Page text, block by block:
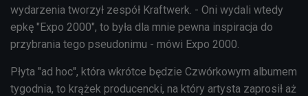
wydarzenia tworzył zespół Kraftwerk. - Oni wydali wtedy
epkę "Expo 2000", to była dla mnie pewna inspiracja do
przybrania tego pseudonimu - mówi Expo 2000.
Płyta "ad hoc", która wkrótce będzie Czwórkowym albumem
tygodnia, to krążek producencki, na który artysta zaprosił aż